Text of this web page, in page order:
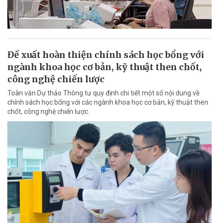
Đề xuất hoàn thiện chính sách học bổng với
ngành khoa học cơ bản, kỹ thuật then chốt,
công nghệ chiến lược
Toàn văn Dự thảo Thông tư quy định chi tiết một số nội dung về
chính sách học bổng với các ngành khoa học cơ bản, kỹ thuật then
chốt, công nghệ chiến lược.